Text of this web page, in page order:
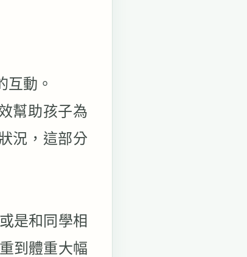
互動。
幫助孩子為
況，這部分
是和同學相
到體重大幅